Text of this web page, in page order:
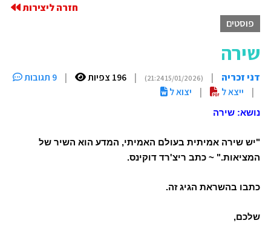
חזרה ליצירות
פוסטים
שירה
דני זכריה |
(15/01/2026 21:24)
| 196 צפיות |
9 תגובות
|
ייצא ל | יצוא ל
נושא: שירה
"יש שירה אמיתית בעולם האמיתי, המדע הוא השיר של
המציאות." ~ כתב ריצ'רד דוקינס.
כתבו בהשראת הגיג זה.
שלכם,